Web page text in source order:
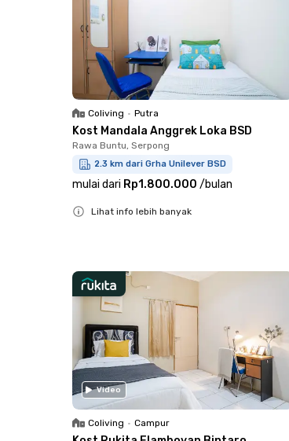
Coliving • Putra
Kost Mandala Anggrek Loka BSD
Rawa Buntu, Serpong
2.3 km dari Grha Unilever BSD
mulai dari Rp1.800.000 /bulan
Lihat info lebih banyak
Video
Coliving • Campur